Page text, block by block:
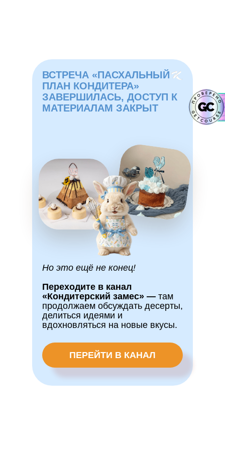
ВСТРЕЧА «ПАСХАЛЬНЫЙ
ПЛАН КОНДИТЕРА»
ЗАВЕРШИЛАСЬ, ДОСТУП К
МАТЕРИАЛАМ ЗАКРЫТ
ПЕРЕЙТИ В КАНАЛ
Но это ещё не конец!
Переходите в канал
«Кондитерский замес» — там
продолжаем обсуждать десерты,
делиться идеями и
вдохновляться на новые вкусы.